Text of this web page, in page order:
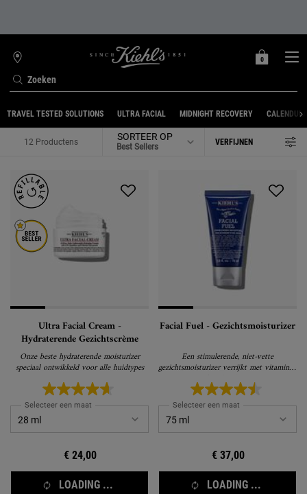
Zoeken
WINKELZOEKER
MIJN
0
0 PRODUCT
TRAVEL TESTED SOLUTIONS ULTRA FACIAL MIDNIGHT RECOVERY CALENDULA
12 Productens SORTEER OP VERFIJNEN
FILTER MENU
Ultra Facial Cream -
Hydraterende Gezichtscrème
Onze beste hydraterende moisturizer
speciaal ontwikkeld voor alle huidtypes
Selecteer een maat
€ 24,00
LOADING ...
Facial Fuel - Gezichtsmoisturizer
Een stimulerende, niet-vette
gezichtsmoisturizer verrijkt met vitamines,
geeft je huid energie
Selecteer een maat
€ 37,00
LOADING ...